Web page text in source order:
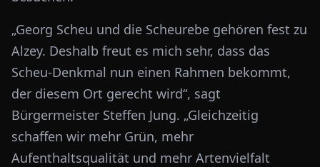
„Georg Scheu und die Scheurebe gehören fest zu
Alzey. Deshalb freut es mich sehr, dass das
Scheu-Denkmal nun einen Rahmen bekommt,
der diesem Ort gerecht wird“, sagt
Bürgermeister Steffen Jung. „Gleichzeitig
schaffen wir mehr Grün, mehr
Aufenthaltsqualität und mehr Artenvielfalt